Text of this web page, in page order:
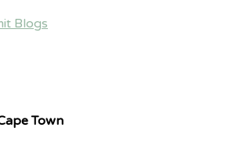
Town